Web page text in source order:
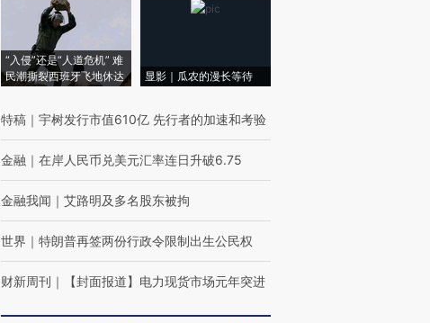
“入侵”还是“人道危机” 难
民潮撕裂西班牙飞地休达
显影｜瓜农的漫长等待
特稿 ｜ 宇树发行市值610亿 先行者的加速和考验
金融 ｜ 在岸人民币兑美元汇率连日升破6.75
金融我闻 ｜ 艾路明及多名股东被拘
世界 ｜ 特朗普再签两份行政令限制出生公民权
财新周刊 ｜ 【封面报道】电力现货市场元年突进